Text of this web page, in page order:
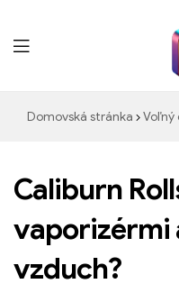
Domovská stránka Voľný
Caliburn
vaporizérmi
vzduch?